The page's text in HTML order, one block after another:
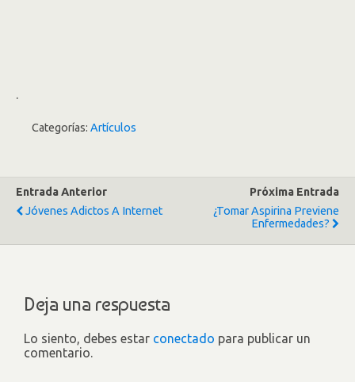
.
Categorías: Artículos
Entrada Anterior
Jóvenes Adictos A Internet
Próxima Entrada
¿Tomar Aspirina Previene
Enfermedades?
Deja una respuesta
Lo siento, debes estar conectado para publicar un
comentario.